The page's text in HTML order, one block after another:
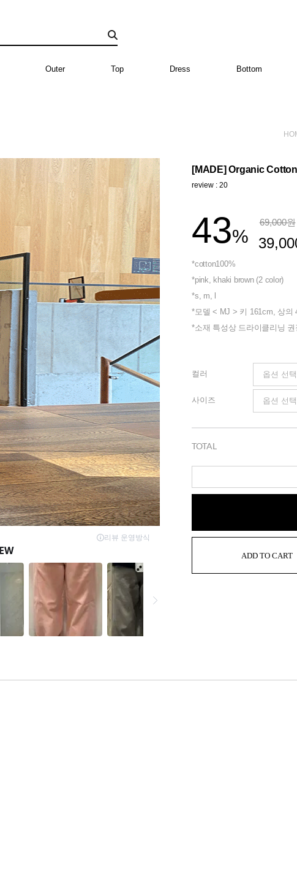
Outer Top Dress Bottom
[MADE] Organic
review : 20
43%
69,000원
*cotton100%
*pink, khaki brown (2 color)
*s, m, l
*모델 < MJ > 키 161cm, 상의
*소재 특성상 드라이클리닝 권
컬러
사이즈
TOTAL
ADD TO CART